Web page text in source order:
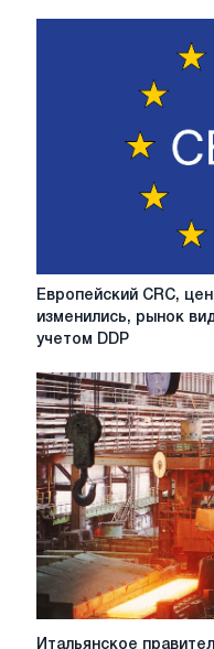
стандартов
Европейский
цены
HDG
в
основном
не
изменились,
рынок
видит
больше
предложений
учетом
Европейский CRC,
изменились, рынок
учетом DDP
Итальянское
Итальянское